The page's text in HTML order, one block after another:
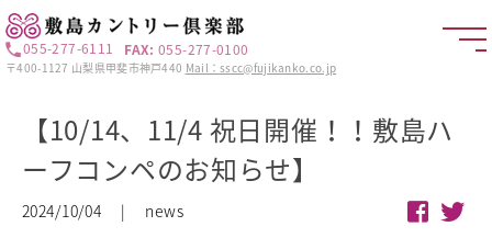
055-277-6111 FAX: 055-277-0100
〒400-1127 山梨県甲斐市神戸440 Mail：sscc@fujikanko.co.jp
【10/14、11/4 祝日開催！！敷島ハ
ーフコンペのお知らせ】
2024/10/04 | news